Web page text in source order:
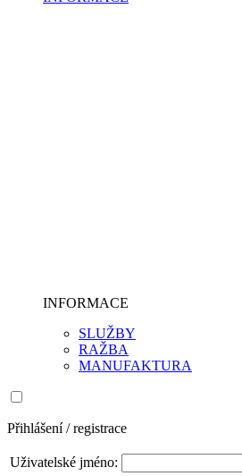
INFORMACE
SLUŽBY
RAŽBA
MANUFAKTURA
Přihlášení / registrace
Uživatelské jméno: